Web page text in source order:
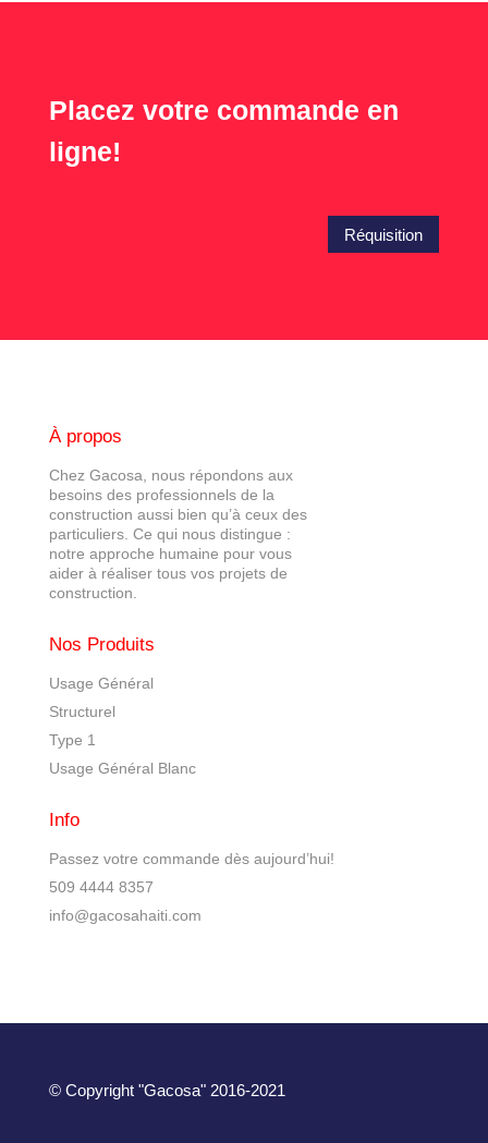
Placez votre commande en
ligne!
Réquisition
À propos
Chez Gacosa, nous répondons aux
besoins des professionnels de la
construction aussi bien qu’à ceux des
particuliers. Ce qui nous distingue :
notre approche humaine pour vous
aider à réaliser tous vos projets de
construction.
Nos Produits
Usage Général
Structurel
Type 1
Usage Général Blanc
Info
Passez votre commande dès aujourd’hui!
509 4444 8357
info@gacosahaiti.com
© Copyright "Gacosa" 2016-2021